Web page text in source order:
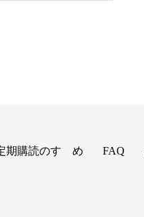
期購読のすゝめ FAQ